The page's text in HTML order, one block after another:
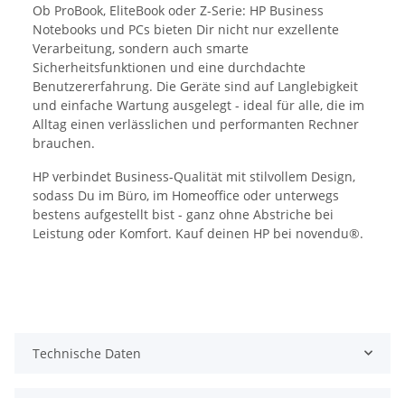
Ob ProBook, EliteBook oder Z-Serie: HP Business
Notebooks und PCs bieten Dir nicht nur exzellente
Verarbeitung, sondern auch smarte
Sicherheitsfunktionen und eine durchdachte
Benutzererfahrung. Die Geräte sind auf Langlebigkeit
und einfache Wartung ausgelegt - ideal für alle, die im
Alltag einen verlässlichen und performanten Rechner
brauchen.
HP verbindet Business-Qualität mit stilvollem Design,
sodass Du im Büro, im Homeoffice oder unterwegs
bestens aufgestellt bist - ganz ohne Abstriche bei
Leistung oder Komfort. Kauf deinen HP bei novendu®.
Technische Daten